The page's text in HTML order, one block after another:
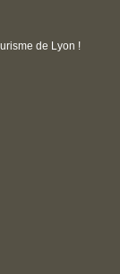
de Lyon !